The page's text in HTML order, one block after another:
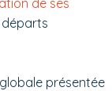
départs
présentée